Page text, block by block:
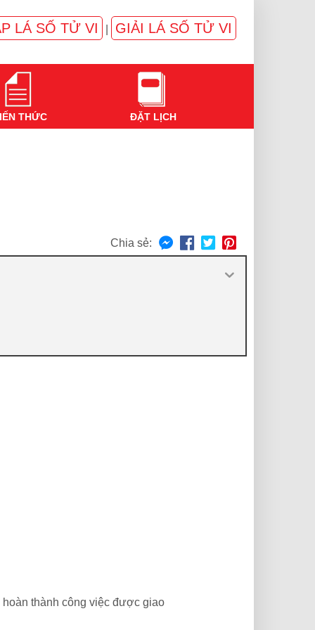
LÁ SỐ TỬ VI GIẢI LÁ SỐ TỬ VI
THỨC ĐẶT LỊCH
Chia sẻ:
thành công việc được giao